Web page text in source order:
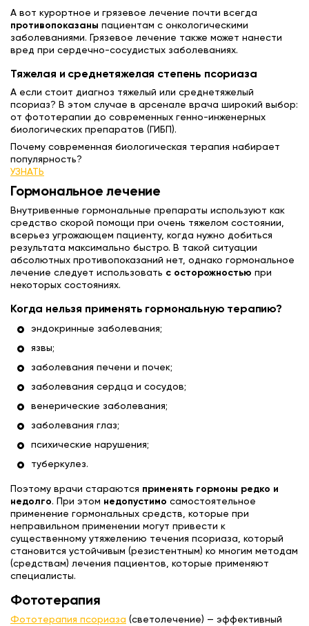
А вот курортное и грязевое лечение почти всегда
противопоказаны пациентам с онкологическими
заболеваниями. Грязевое лечение также может нанести
вред при сердечно-сосудистых заболеваниях.
Тяжелая и среднетяжелая степень псориаза
А если стоит диагноз тяжелый или среднетяжелый
псориаз? В этом случае в арсенале врача широкий выбор:
от фототерапии до современных генно-инженерных
биологических препаратов (ГИБП).
Почему современная биологическая терапия набирает
популярность?
УЗНАТЬ
Гормональное лечение
Внутривенные гормональные препараты используют как
средство скорой помощи при очень тяжелом состоянии,
всерьез угрожающем пациенту, когда нужно добиться
результата максимально быстро. В такой ситуации
абсолютных противопоказаний нет, однако гормональное
лечение следует использовать с осторожностью при
некоторых состояниях.
Когда нельзя применять гормональную терапию?
эндокринные заболевания;
язвы;
заболевания печени и почек;
заболевания сердца и сосудов;
венерические заболевания;
заболевания глаз;
психические нарушения;
туберкулез.
Поэтому врачи стараются применять гормоны редко и
недолго. При этом недопустимо самостоятельное
применение гормональных средств, которые при
неправильном применении могут привести к
существенному утяжелению течения псориаза, который
становится устойчивым (резистентным) ко многим методам
(средствам) лечения пациентов, которые применяют
специалисты.
Фототерапия
Фототерапия псориаза (светолечение) — эффективный